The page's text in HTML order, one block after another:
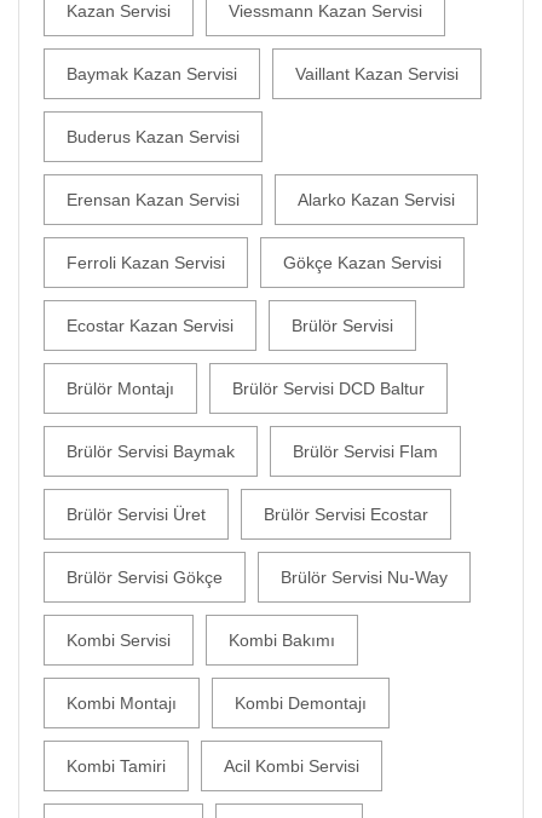
Kazan Servisi Viessmann Kazan Servisi
Baymak Kazan Servisi Vaillant Kazan Servisi
Buderus Kazan Servisi
Erensan Kazan Servisi Alarko Kazan Servisi
Ferroli Kazan Servisi Gökçe Kazan Servisi
Ecostar Kazan Servisi Brülör Servisi
Brülör Montajı Brülör Servisi DCD Baltur
Brülör Servisi Baymak Brülör Servisi Flam
Brülör Servisi Üret Brülör Servisi Ecostar
Brülör Servisi Gökçe Brülör Servisi Nu-Way
Kombi Servisi Kombi Bakımı
Kombi Montajı Kombi Demontajı
Kombi Tamiri Acil Kombi Servisi